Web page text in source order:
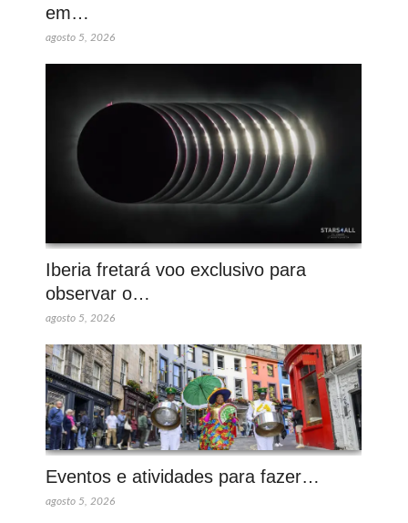
em…
agosto 5, 2026
Iberia fretará voo exclusivo para
observar o…
agosto 5, 2026
Eventos e atividades para fazer…
agosto 5, 2026